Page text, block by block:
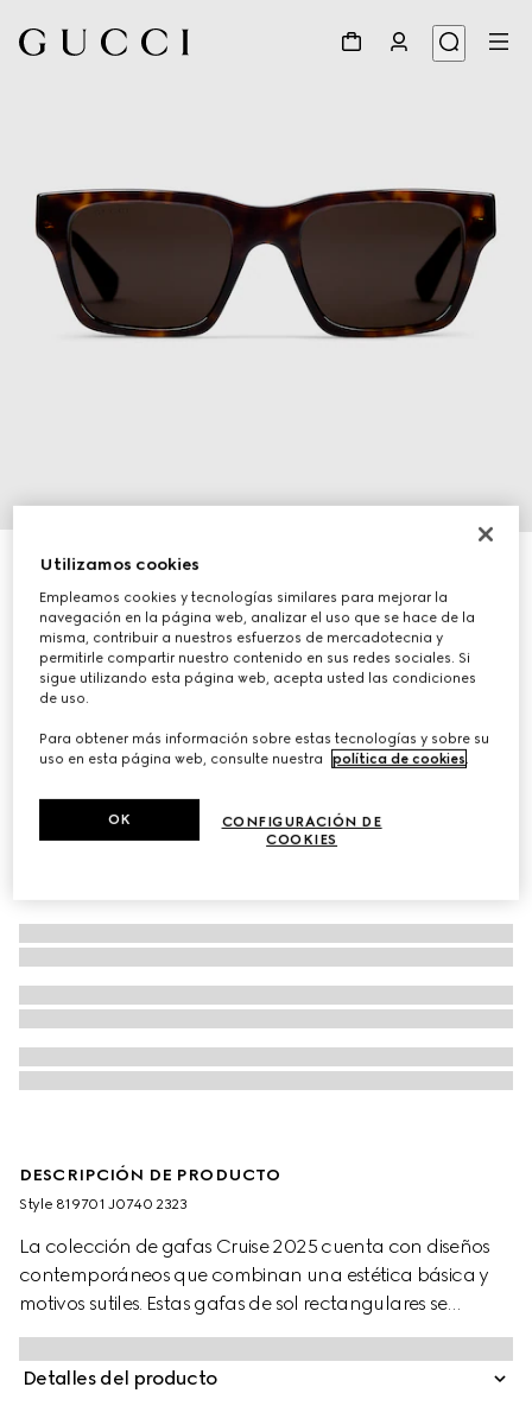
Gafas de sol con montura rectangular
€ 390
Variacionesmarrón
DESCRIPCIÓN DE PRODUCTO
Style ‎819701 J0740 2323
La colección de gafas Cruise 2025 cuenta con diseños
contemporáneos que combinan una estética básica y
motivos sutiles. Estas gafas de sol rectangulares se
realzan con un discreto logotipo Gucci y un detalle de
tribanda Web.
Detalles del producto
Utilizamos cookies
Empleamos cookies y tecnologías similares para mejorar la
navegación en la página web, analizar el uso que se hace de la
misma, contribuir a nuestros esfuerzos de mercadotecnia y
permitirle compartir nuestro contenido en sus redes sociales. Si
sigue utilizando esta página web, acepta usted las condiciones
de uso.
Para obtener más información sobre estas tecnologías y sobre su
uso en esta página web, consulte nuestra
política de cookies
CONFIGURACIÓN DE
COOKIES
OK